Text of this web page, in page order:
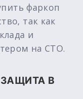
фаркоп
так как
и
на СТО.
В